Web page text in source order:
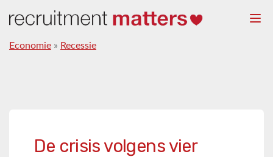
Economie » Recessie
De crisis volgens vier